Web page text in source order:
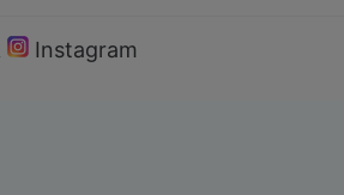
Instagram